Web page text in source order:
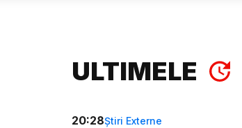
ULTIMELE
20:28Știri Externe